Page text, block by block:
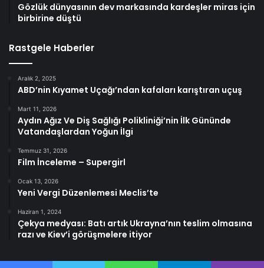
Gözlük dünyasının dev markasında kardeşler miras için
birbirine düştü
Rastgele Haberler
Aralık 2, 2025
ABD’nin Kıyamet Uçağı’ndan kafaları karıştıran uçuş
Mart 11, 2026
Aydın Ağız Ve Diş Sağlığı Polikliniği’nin İlk Gününde
Vatandaşlardan Yoğun İlgi
Temmuz 31, 2026
Film İnceleme – Supergirl
Ocak 13, 2026
Yeni Vergi Düzenlemesi Meclis’te
Haziran 1, 2024
Çekya medyası: Batı artık Ukrayna’nın teslim olmasına
razı ve Kiev’i görüşmelere itiyor